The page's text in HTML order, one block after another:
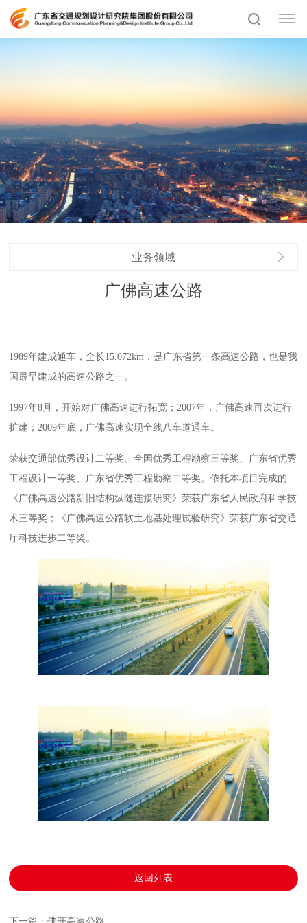
业务领域
广佛高速公路
1989年建成通车，全长15.072km，是广东省第一条高速公路，也是我
国最早建成的高速公路之一。
1997年8月，开始对广佛高速进行拓宽；2007年，广佛高速再次进行
扩建；2009年底，广佛高速实现全线八车道通车。
荣获交通部优秀设计二等奖、全国优秀工程勘察三等奖、广东省优秀
工程设计一等奖、广东省优秀工程勘察二等奖。依托本项目完成的
《广佛高速公路新旧结构纵缝连接研究》荣获广东省人民政府科学技
术三等奖；《广佛高速公路软土地基处理试验研究》荣获广东省交通
厅科技进步二等奖。
返回列表